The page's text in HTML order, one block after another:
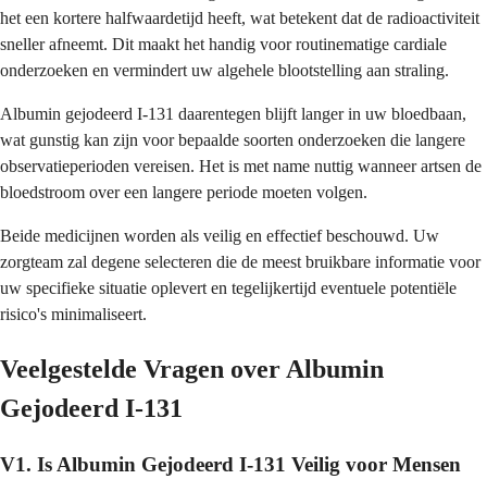
het een kortere halfwaardetijd heeft, wat betekent dat de radioactiviteit
sneller afneemt. Dit maakt het handig voor routinematige cardiale
onderzoeken en vermindert uw algehele blootstelling aan straling.
Albumin gejodeerd I-131 daarentegen blijft langer in uw bloedbaan,
wat gunstig kan zijn voor bepaalde soorten onderzoeken die langere
observatieperioden vereisen. Het is met name nuttig wanneer artsen de
bloedstroom over een langere periode moeten volgen.
Beide medicijnen worden als veilig en effectief beschouwd. Uw
zorgteam zal degene selecteren die de meest bruikbare informatie voor
uw specifieke situatie oplevert en tegelijkertijd eventuele potentiële
risico's minimaliseert.
Veelgestelde Vragen over Albumin
Gejodeerd I-131
V1. Is Albumin Gejodeerd I-131 Veilig voor Mensen